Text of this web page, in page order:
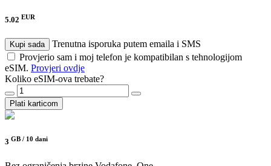
5.02 EUR
Kupi sada
Trenutna isporuka putem emaila i SMS
Provjerio sam i moj telefon je kompatibilan s tehnologijom
eSIM. Provjeri ovdje
Koliko eSIM-ova trebate?
Plati karticom
3 GB / 10 dani